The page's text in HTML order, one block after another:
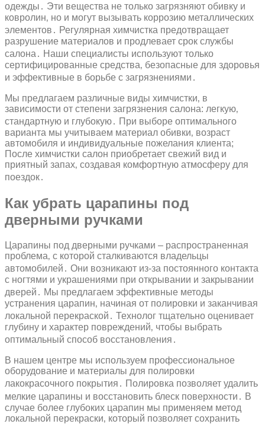
одежды․ Эти вещества не только загрязняют обивку и
ковролин‚ но и могут вызывать коррозию металлических
элементов․ Регулярная химчистка предотвращает
разрушение материалов и продлевает срок службы
салона․ Наши специалисты используют только
сертифицированные средства‚ безопасные для здоровья
и эффективные в борьбе с загрязнениями․
Мы предлагаем различные виды химчистки‚ в
зависимости от степени загрязнения салона: легкую‚
стандартную и глубокую․ При выборе оптимального
варианта мы учитываем материал обивки‚ возраст
автомобиля и индивидуальные пожелания клиента;
После химчистки салон приобретает свежий вид и
приятный запах‚ создавая комфортную атмосферу для
поездок․
Как убрать царапины под
дверными ручками
Царапины под дверными ручками – распространенная
проблема‚ с которой сталкиваются владельцы
автомобилей․ Они возникают из-за постоянного контакта
с ногтями и украшениями при открывании и закрывании
дверей․ Мы предлагаем эффективные методы
устранения царапин‚ начиная от полировки и заканчивая
локальной перекраской․ Технолог тщательно оценивает
глубину и характер повреждений‚ чтобы выбрать
оптимальный способ восстановления․
В нашем центре мы используем профессиональное
оборудование и материалы для полировки
лакокрасочного покрытия․ Полировка позволяет удалить
мелкие царапины и восстановить блеск поверхности․ В
случае более глубоких царапин мы применяем метод
локальной перекраски‚ который позволяет сохранить